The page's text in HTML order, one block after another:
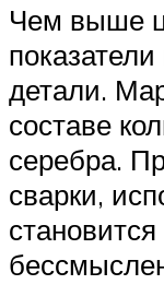
Чем выше
детали.
составе
серебра.
сварки,